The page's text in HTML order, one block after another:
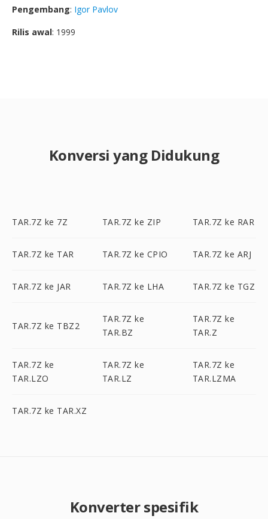
Pengembang: Igor Pavlov
Rilis awal: 1999
Konversi yang Didukung
TAR.7Z ke 7Z TAR.7Z ke ZIP TAR.7Z ke RAR
TAR.7Z ke TAR TAR.7Z ke CPIO TAR.7Z ke ARJ
TAR.7Z ke JAR TAR.7Z ke LHA TAR.7Z ke TGZ
TAR.7Z ke TBZ2
TAR.7Z ke
TAR.BZ
TAR.7Z ke
TAR.Z
TAR.7Z ke
TAR.LZO
TAR.7Z ke
TAR.LZ
TAR.7Z ke
TAR.LZMA
TAR.7Z ke TAR.XZ
Konverter spesifik